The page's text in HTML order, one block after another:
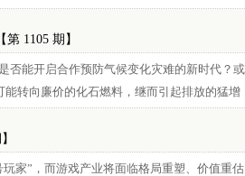
【第 1105 期】
否能开启合作预防气候变化灾难的新时代？
转向廉价的化石燃料，继而引起排放的猛增
家”，而游戏产业将面临格局重塑、价值重估